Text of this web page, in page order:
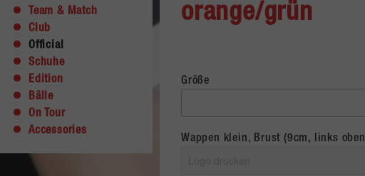
Team & Match
Club
Official
Schuhe
Edition
Bälle
On Tour
Accessories
orange/grün
Größe
Wappen klein, Brust (9cm, links